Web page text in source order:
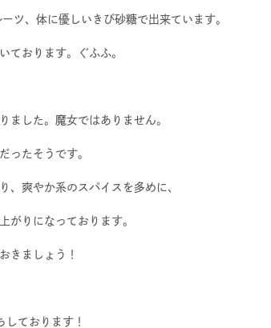
ツ、体に優しいきび砂糖で出来ています。
ております。ぐふふ。
ました。魔女ではありません。
ったそうです。
、爽やか系のスパイスを多めに、
がりになっております。
きましょう！
ております！